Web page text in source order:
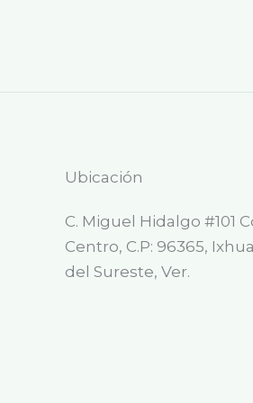
Ubicación
C. Miguel Hidalgo #101
Centro, C.P: 96365,
del Sureste, Ver.